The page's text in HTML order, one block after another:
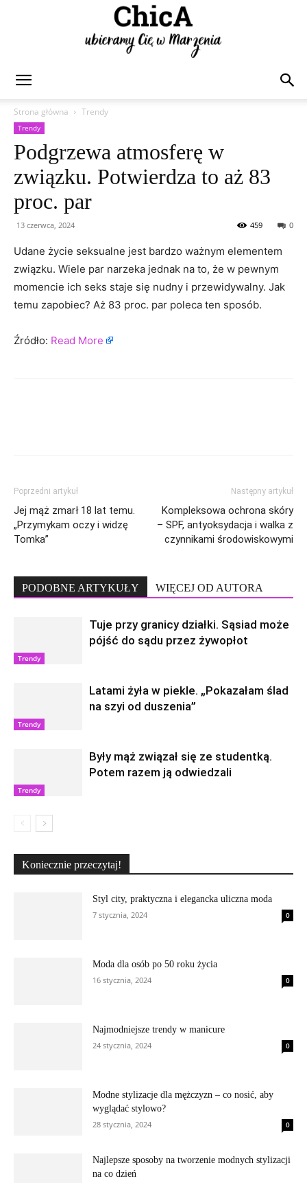
Strona główna
Trendy
Trendy
Podgrzewa atmosferę w
związku. Potwierdza to aż 83
proc. par
13 czerwca, 2024 0
459
Udane życie seksualne jest bardzo ważnym elementem
związku. Wiele par narzeka jednak na to, że w pewnym
momencie ich seks staje się nudny i przewidywalny. Jak
temu zapobiec? Aż 83 proc. par poleca ten sposób.
Źródło: Read More
Poprzedni artykuł
Jej mąż zmarł 18 lat temu.
„Przymykam oczy i widzę
Tomka”
Następny artykuł
Kompleksowa ochrona skóry
– SPF, antyoksydacja i walka z
czynnikami środowiskowymi
PODOBNE ARTYKUŁY WIĘCEJ OD AUTORA
Trendy
Tuje przy granicy działki. Sąsiad może
pójść do sądu przez żywopłot
Trendy
Latami żyła w piekle. „Pokazałam ślad
na szyi od duszenia”
Trendy
Były mąż związał się ze studentką.
Potem razem ją odwiedzali
Koniecznie przeczytaj!
Styl city, praktyczna i elegancka uliczna moda
7 stycznia, 2024
0
Moda dla osób po 50 roku życia
16 stycznia, 2024
0
Najmodniejsze trendy w manicure
24 stycznia, 2024
0
Modne stylizacje dla mężczyzn – co nosić, aby
wyglądać stylowo?
28 stycznia, 2024
0
Najlepsze sposoby na tworzenie modnych stylizacji
na co dzień